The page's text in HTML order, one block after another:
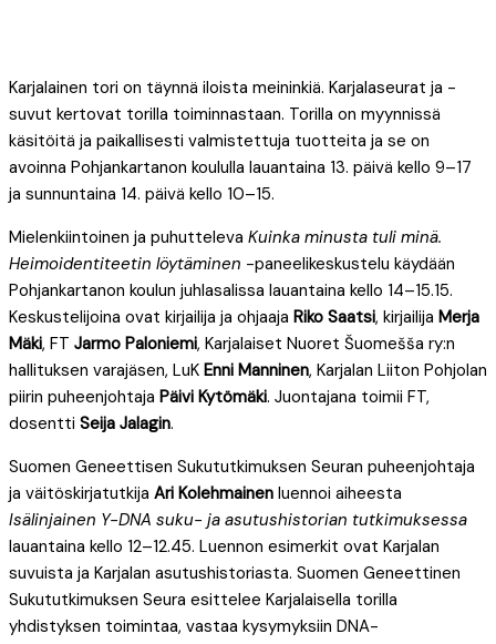
Karjalainen tori on täynnä iloista meininkiä. Karjalaseurat ja -
suvut kertovat torilla toiminnastaan. Torilla on myynnissä
käsitöitä ja paikallisesti valmistettuja tuotteita ja se on
avoinna Pohjankartanon koululla lauantaina 13. päivä kello 9–17
ja sunnuntaina 14. päivä kello 10–15.
Mielenkiintoinen ja puhutteleva Kuinka minusta tuli minä.
Heimoidentiteetin löytäminen -paneelikeskustelu käydään
Pohjankartanon koulun juhlasalissa lauantaina kello 14–15.15.
Keskustelijoina ovat kirjailija ja ohjaaja Riko Saatsi, kirjailija Merja
Mäki, FT Jarmo Paloniemi, Karjalaiset Nuoret Šuomešša ry:n
hallituksen varajäsen, LuK Enni Manninen, Karjalan Liiton Pohjolan
piirin puheenjohtaja Päivi Kytömäki. Juontajana toimii FT,
dosentti Seija Jalagin.
Suomen Geneettisen Sukututkimuksen Seuran puheenjohtaja
ja väitöskirjatutkija Ari Kolehmainen luennoi aiheesta
Isälinjainen Y-DNA suku- ja asutushistorian tutkimuksessa
lauantaina kello 12–12.45. Luennon esimerkit ovat Karjalan
suvuista ja Karjalan asutushistoriasta. Suomen Geneettinen
Sukututkimuksen Seura esittelee Karjalaisella torilla
yhdistyksen toimintaa, vastaa kysymyksiin DNA-